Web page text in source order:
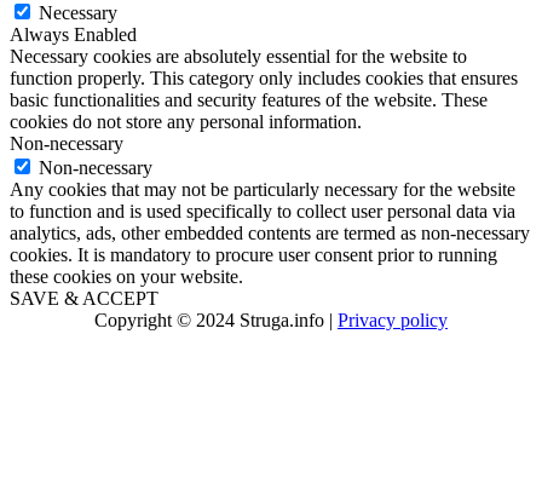
Necessary
Always Enabled
Necessary cookies are absolutely essential for the website to
function properly. This category only includes cookies that ensures
basic functionalities and security features of the website. These
cookies do not store any personal information.
Non-necessary
Non-necessary
Any cookies that may not be particularly necessary for the website
to function and is used specifically to collect user personal data via
analytics, ads, other embedded contents are termed as non-necessary
cookies. It is mandatory to procure user consent prior to running
these cookies on your website.
SAVE & ACCEPT
Copyright © 2024 Struga.info | Privacy policy